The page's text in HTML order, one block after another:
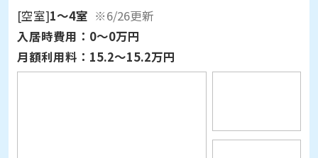
[空室]1～4室 ※6/26更新
入居時費用： 0～0万円
月額利用料： 15.2～15.2万円